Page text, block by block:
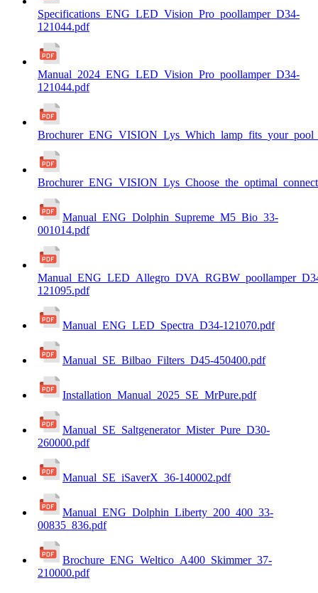
Specifications_ENG_LED_Vision_Pro_poollamper_D34-
121044.pdf
Manual_2024_ENG_LED_Vision_Pro_poollamper_D34-
121044.pdf
Manual_ENG_Dolphin_Supreme_M5_Bio_33-
001014.pdf
121095.pdf
Manual_ENG_LED_Spectra_D34-121070.pdf
Manual_SE_Bilbao_Filters_D45-450400.pdf
Installation_Manual_2025_SE_MrPure.pdf
Manual_SE_Saltgenerator_Mister_Pure_D30-
260000.pdf
Manual_SE_iSaverX_36-140002.pdf
Manual_ENG_Dolphin_Liberty_200_400_33-
00835_836.pdf
Brochure_ENG_Weltico_A400_Skimmer_37-
210000.pdf